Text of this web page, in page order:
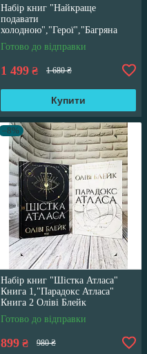
Набір книг "Найкраще
подавати
холодною","Герої","Багряна
країна" Джо Аберкромбі
Готово до відправки
1 499 ₴ 1 680 ₴
Купити
–8%
Набір книг "Шістка Атласа"
Книга 1,"Парадокс Атласа"
Книга 2 Оліві Блейк
Готово до відправки
899 ₴ 980 ₴